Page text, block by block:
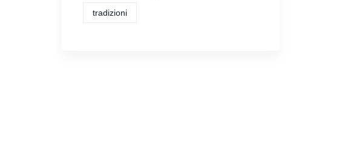
tradizioni